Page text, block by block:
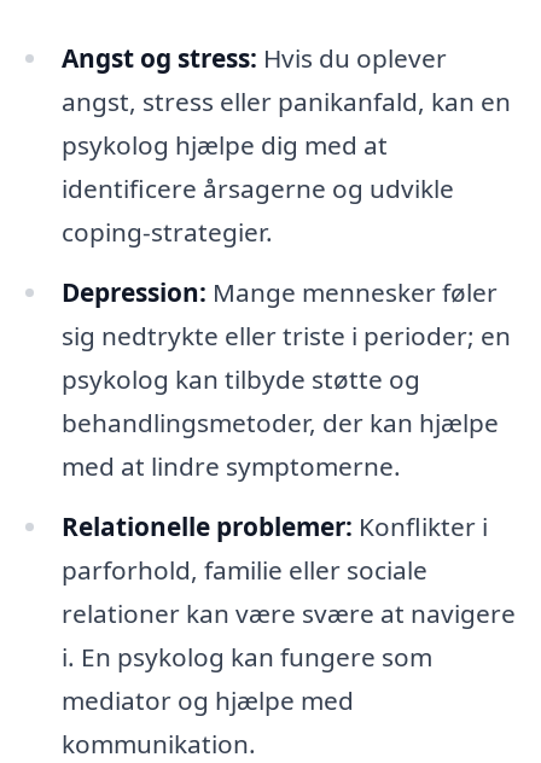
Angst og stress: Hvis du oplever
angst, stress eller panikanfald, kan en
psykolog hjælpe dig med at
identificere årsagerne og udvikle
coping-strategier.
Depression: Mange mennesker føler
sig nedtrykte eller triste i perioder; en
psykolog kan tilbyde støtte og
behandlingsmetoder, der kan hjælpe
med at lindre symptomerne.
Relationelle problemer: Konflikter i
parforhold, familie eller sociale
relationer kan være svære at navigere
i. En psykolog kan fungere som
mediator og hjælpe med
kommunikation.